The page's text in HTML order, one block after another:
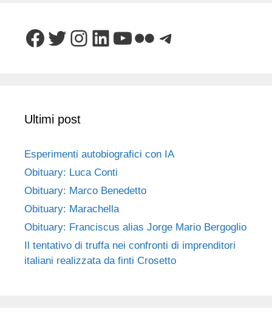
Facebook
Twitter
Instagram
LinkedIn
YouTube
FlickrTelegram
Ultimi post
Esperimenti autobiografici con IA
Obituary: Luca Conti
Obituary: Marco Benedetto
Obituary: Marachella
Obituary: Franciscus alias Jorge Mario Bergoglio
Il tentativo di truffa nei confronti di imprenditori
italiani realizzata da finti Crosetto